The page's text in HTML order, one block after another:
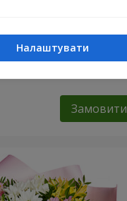
моє"
Замовити
Налаштувати